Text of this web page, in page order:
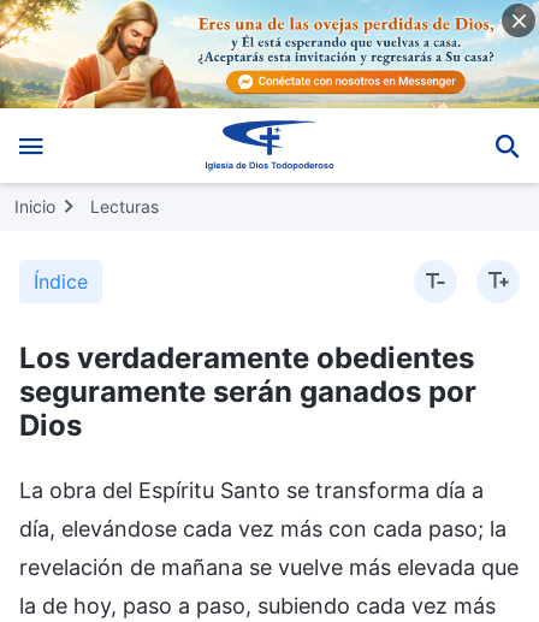
Inicio Lecturas
Índice
Los verdaderamente obedientes
seguramente serán ganados por
Dios
La obra del Espíritu Santo se transforma día a
día, elevándose cada vez más con cada paso; la
revelación de mañana se vuelve más elevada que
la de hoy, paso a paso, subiendo cada vez más